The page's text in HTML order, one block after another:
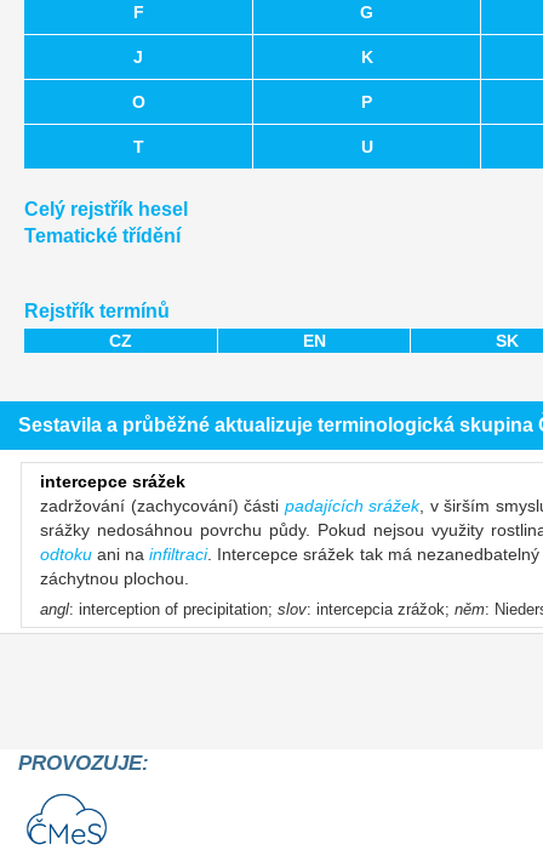
F G
J K
O P
T U
Celý rejstřík hesel
Tematické třídění
Rejstřík termínů
CZ EN SK
Sestavila a průběžné aktualizuje terminologická
intercepce srážek
zadržování (zachycování) části padajících srážek, v širším
srážky nedosáhnou povrchu půdy. Pokud nejsou využity
odtoku ani nainfiltraci. Intercepce srážek tak má
záchytnou plochou.
angl: interception of precipitation; slov: intercepcia zrážok; něm:
PROVOZUJE: